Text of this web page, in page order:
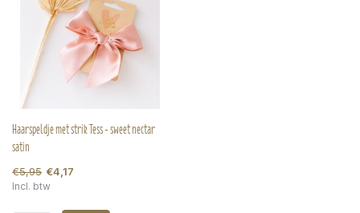
Haarspeldje met strik Tess - sweet nectar
satin
€5,95 €4,17
Incl. btw